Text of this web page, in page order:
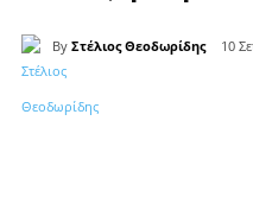
By Στέλιος Θεοδωρίδης 10
Κοινοποίηση